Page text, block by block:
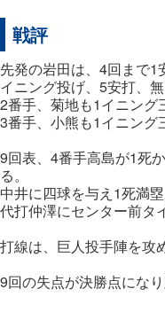
戦評
先発の岩田は、4回まで
イニング投げ、5安打、無
2番手、菊地も1イニング
3番手、小熊も1イニング
9回表、4番手高島が1死
る。
中井に四球を与え1死満
代打仲澤にセンター前タ
打線は、巨人投手陣を攻
9回の失点が決勝点にな